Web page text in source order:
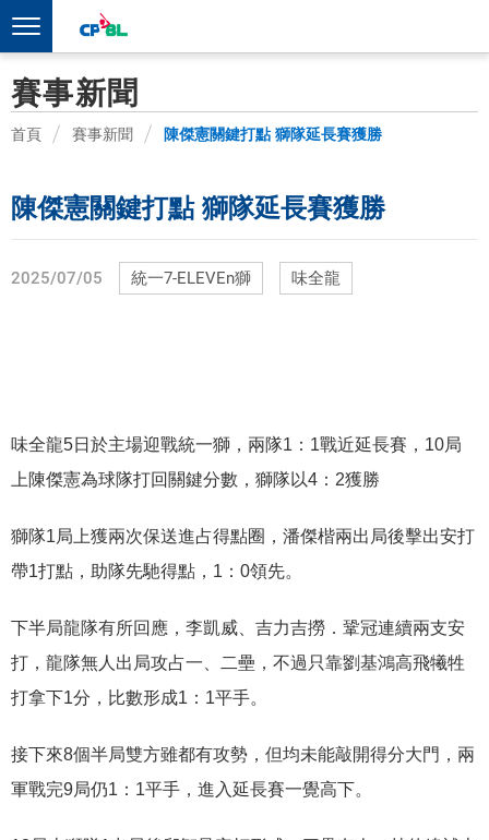
賽事新聞
首頁 賽事新聞 陳傑憲關鍵打點 獅隊延長賽獲勝
陳傑憲關鍵打點 獅隊延長賽獲勝
2025/07/05 統一7-ELEVEn獅 味全龍
味全龍5日於主場迎戰統一獅，兩隊1 ： 1戰近延長賽， 10局
上陳傑憲為球隊打回關鍵分數，獅隊以4 ： 2獲勝
獅隊1局上獲兩次保送進占得點圈，潘傑楷兩出局後擊出安打
帶1打點，助隊先馳得點， 1 ： 0領先。
下半局龍隊有所回應，李凱威、吉力吉撈．鞏冠連續兩支安
打，龍隊無人出局攻占一、二壘，不過只靠劉基鴻高飛犧牲
打拿下1分，比數形成1 ： 1平手。
接下來8個半局雙方雖都有攻勢，但均未能敲開得分大門，兩
軍戰完9局仍1 ： 1平手，進入延長賽一覺高下。